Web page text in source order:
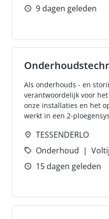
9 dagen geleden
Als onderhouds - en
verantwoordelijk voor
onze installaties en het
werkt in een 2-
TESSENDERLO
Onderhoud
15 dagen geleden